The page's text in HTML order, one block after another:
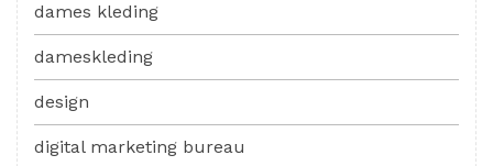
dames kleding
dameskleding
design
digital marketing bureau